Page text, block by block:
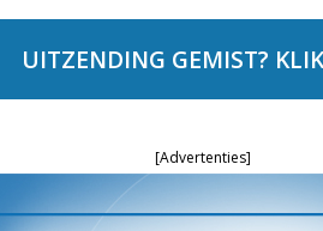
UITZENDING GEMIST?
[Advertenties]